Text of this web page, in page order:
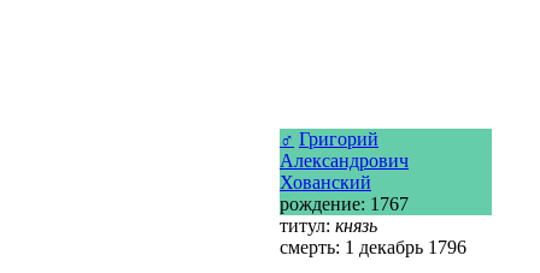
♂ Григорий
Александрович
Хованский
рождение: 1767
титул: князь
смерть: 1 декабрь 1796